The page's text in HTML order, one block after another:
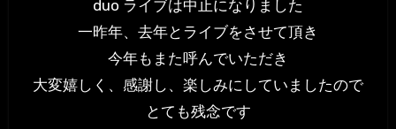
duo ライブは中止になりました
一昨年、去年とライブをさせて頂き
今年もまた呼んでいただき
大変嬉しく、感謝し、楽しみにしていましたので
とても残念です